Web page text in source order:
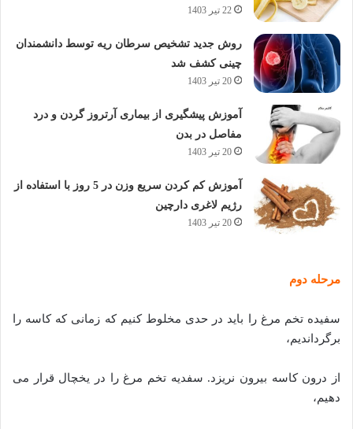
22 تیر 1403
روش جدید تشخیص سرطان ریه توسط دانشمندان
چینی کشف شد
20 تیر 1403
آموزش پیشگیری از بیماری آرتروز گردن و درد
مفاصل در بدن
20 تیر 1403
آموزش کم کردن سریع وزن در 5 روز با استفاده از
رژیم لاغری دارچین
20 تیر 1403
مرحله دوم
سفیده تخم مرغ را باید در حدی مخلوط کنیم که زمانی که کاسه را
برگرداندیم،
از درون کاسه بیرون نریزد. سفدیه تخم مرغ را در یخچال قرار می
دهیم،